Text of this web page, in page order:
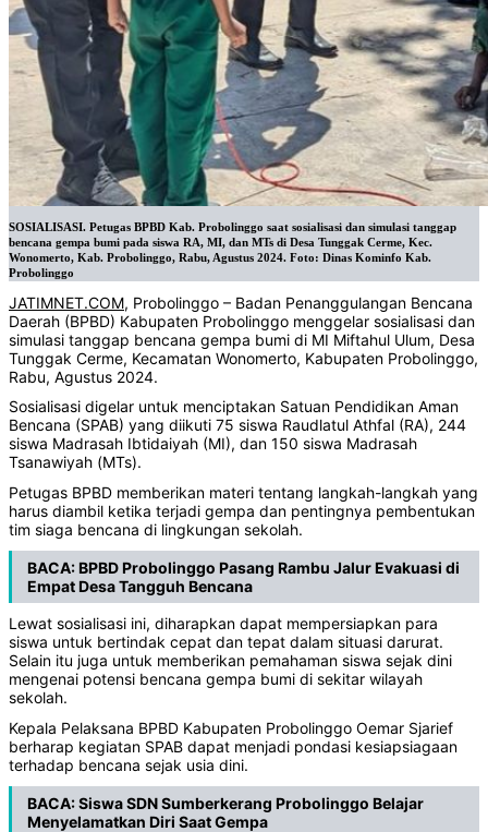
SOSIALISASI. Petugas BPBD Kab. Probolinggo saat sosialisasi dan simulasi tanggap
bencana gempa bumi pada siswa RA, MI, dan MTs di Desa Tunggak Cerme, Kec.
Wonomerto, Kab. Probolinggo, Rabu, Agustus 2024. Foto: Dinas Kominfo Kab.
Probolinggo
JATIMNET.COM, Probolinggo – Badan Penanggulangan Bencana
Daerah (BPBD) Kabupaten Probolinggo menggelar sosialisasi dan
simulasi tanggap bencana gempa bumi di MI Miftahul Ulum, Desa
Tunggak Cerme, Kecamatan Wonomerto, Kabupaten Probolinggo,
Rabu, Agustus 2024.
Sosialisasi digelar untuk menciptakan Satuan Pendidikan Aman
Bencana (SPAB) yang diikuti 75 siswa Raudlatul Athfal (RA), 244
siswa Madrasah Ibtidaiyah (MI), dan 150 siswa Madrasah
Tsanawiyah (MTs).
Petugas BPBD memberikan materi tentang langkah-langkah yang
harus diambil ketika terjadi gempa dan pentingnya pembentukan
tim siaga bencana di lingkungan sekolah.
BACA:BPBD Probolinggo Pasang Rambu Jalur Evakuasi di
Empat Desa Tangguh Bencana
Lewat sosialisasi ini, diharapkan dapat mempersiapkan para
siswa untuk bertindak cepat dan tepat dalam situasi darurat.
Selain itu juga untuk memberikan pemahaman siswa sejak dini
mengenai potensi bencana gempa bumi di sekitar wilayah
sekolah.
Kepala Pelaksana BPBD Kabupaten Probolinggo Oemar Sjarief
berharap kegiatan SPAB dapat menjadi pondasi kesiapsiagaan
terhadap bencana sejak usia dini.
BACA:Siswa SDN Sumberkerang Probolinggo Belajar
Menyelamatkan Diri Saat Gempa